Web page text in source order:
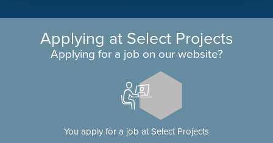
Applying at Select Projects
Applying for a job on our website?
You apply for a job at Select Projects